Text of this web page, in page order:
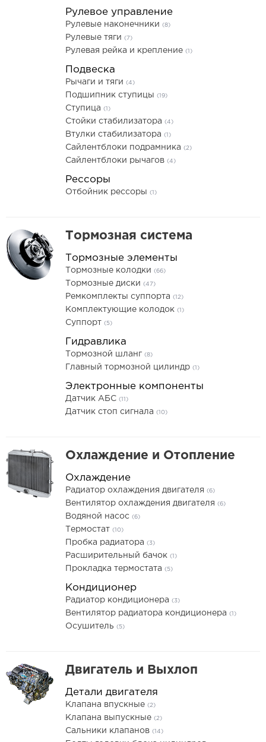
Рулевое управление
Рулевые наконечники (8)
Рулевые тяги (7)
Рулевая рейка и крепление (1)
Подвеска
Рычаги и тяги (4)
Подшипник ступицы (19)
Ступица (1)
Стойки стабилизатора (4)
Втулки стабилизатора (1)
Сайлентблоки подрамника (2)
Сайлентблоки рычагов (4)
Рессоры
Отбойник рессоры (1)
Тормозная система
Тормозные элементы
Тормозные колодки (66)
Тормозные диски (47)
Ремкомплекты суппорта (12)
Комплектующие колодок (1)
Суппорт (5)
Гидравлика
Тормозной шланг (8)
Главный тормозной цилиндр (1)
Электронные компоненты
Датчик АБС (11)
Датчик стоп сигнала (10)
Охлаждение и Отопление
Охлаждение
Радиатор охлаждения двигателя (6)
Вентилятор охлаждения двигателя (6)
Водяной насос (6)
Термостат (10)
Пробка радиатора (3)
Расширительный бачок (1)
Прокладка термостата (5)
Кондиционер
Радиатор кондиционера (3)
Вентилятор радиатора кондиционера (1)
Осушитель (5)
Двигатель и Выхлоп
Детали двигателя
Клапана впускные (2)
Клапана выпускные (2)
Сальники клапанов (14)